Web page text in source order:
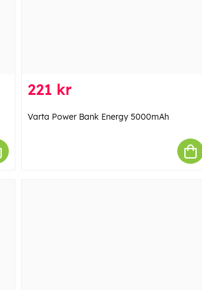
221 kr
Varta Power Bank Energy 5000mAh